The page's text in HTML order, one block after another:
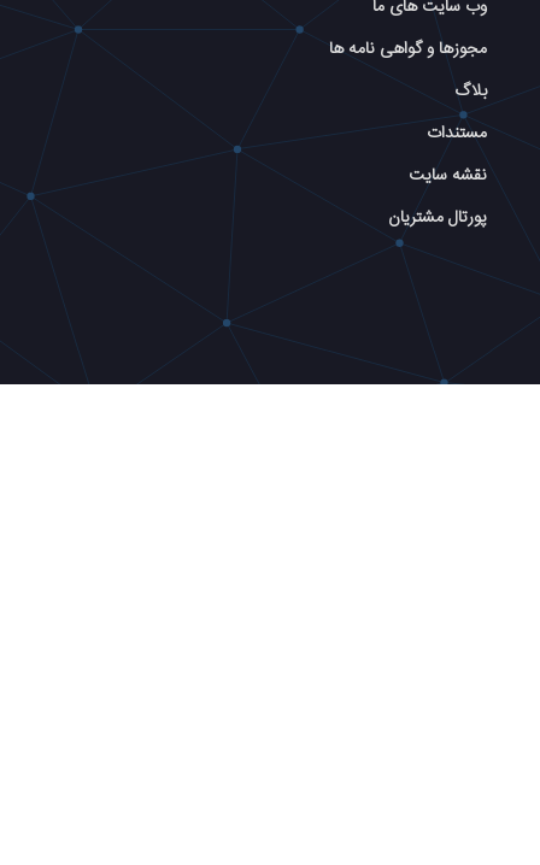
وب سایت های ما
مجوزها و گواهی نامه ها
بلاگ
مستندات
نقشه سایت
پورتال مشتریان